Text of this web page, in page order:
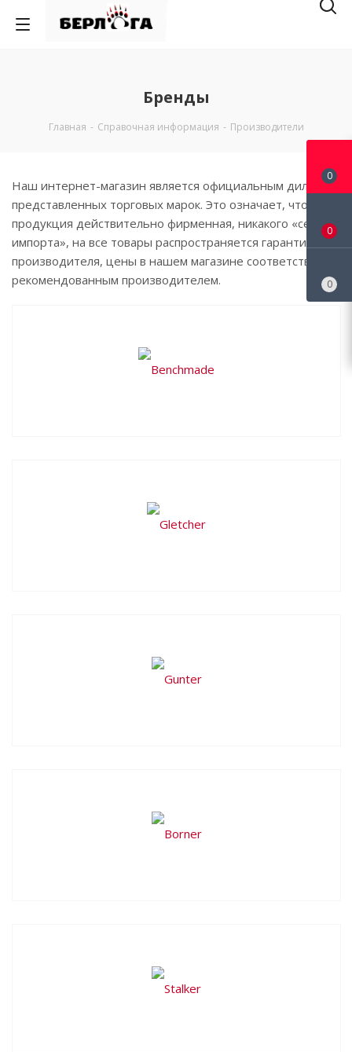
Бренды
Главная - Справочная информация - Производители
Наш интернет-магазин является официальным дилером
представленных торговых марок. Это означает, что вся
продукция действительно фирменная, никакого «серого
импорта», на все товары распространяется гарантия
производителя, цены в нашем магазине соответствуют,
рекомендованным производителем.
0
0
0